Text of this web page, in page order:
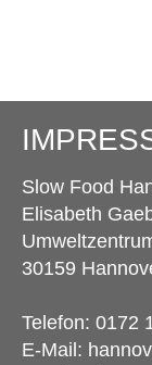
Slow Food
Elisabeth
30159
Telefon: 0172
E-Mail: